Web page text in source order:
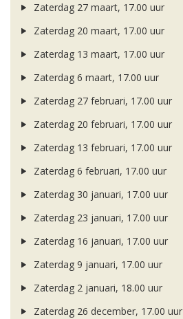
Zaterdag 27 maart, 17.00 uur
Zaterdag 20 maart, 17.00 uur
Zaterdag 13 maart, 17.00 uur
Zaterdag 6 maart, 17.00 uur
Zaterdag 27 februari, 17.00 uur
Zaterdag 20 februari, 17.00 uur
Zaterdag 13 februari, 17.00 uur
Zaterdag 6 februari, 17.00 uur
Zaterdag 30 januari, 17.00 uur
Zaterdag 23 januari, 17.00 uur
Zaterdag 16 januari, 17.00 uur
Zaterdag 9 januari, 17.00 uur
Zaterdag 2 januari, 18.00 uur
Zaterdag 26 december, 17.00 uur